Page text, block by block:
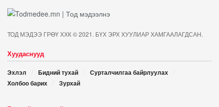
ТОД МЭДЭЭ ГРӨҮ ХХК © 2021. БҮХ ЭРХ ХУУЛИАР ХАМГААЛАГДСАН.
Хуудаснууд
Эхлэл Бидний тухай
Сурталчилгаа байрлуулах
Холбоо барих
Зурхай